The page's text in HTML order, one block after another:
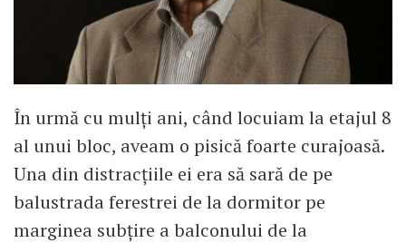
În urmă cu mulți ani, când locuiam la etajul 8
al unui bloc, aveam o pisică foarte curajoasă.
Una din distracțiile ei era să sară de pe
balustrada ferestrei de la dormitor pe
marginea subțire a balconului de la